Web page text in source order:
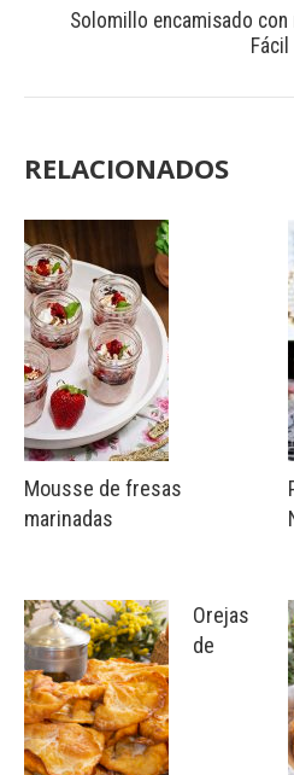
Solomillo encamisado con
Fácil
RELACIONADOS
Mousse de fresas
marinadas
Orejas
de